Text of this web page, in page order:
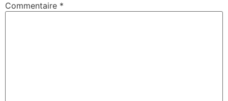
Commentaire *